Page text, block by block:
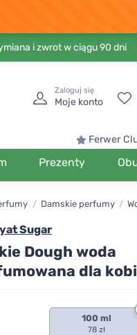
i zwrot w ciągu 90 dni
Zaloguj się
Moje konto
Ferwer
Prezenty
/ Damskie perfumy /
Sugar
Dough woda
dla
100 ml
78 zł